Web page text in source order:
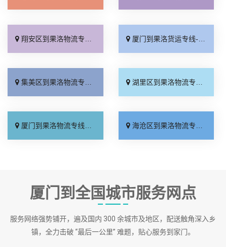
翔安区到果洛物流专线_运价实惠「需要几天」 厦门到果洛货运专线-厦门到果洛物流公司_高效运输「托运放心」
集美区到果洛物流专线_专业调车「全境到达」 湖里区到果洛物流专线_费用多少「直达不中转」
厦门到果洛物流专线_资质齐全「费用多少」 海沧区到果洛物流专线_一站式托运「一站直达」
厦门到全国城市服务网点
服务网络强势铺开，遍及国内 300 余城市及地区，配送触角深入乡
镇，全力击破 “最后一公里” 难题，贴心服务到家门。